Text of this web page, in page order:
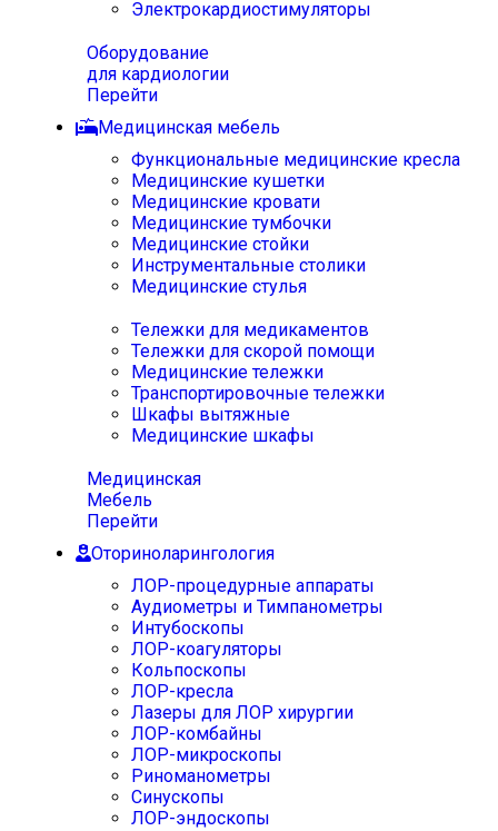
Электрокардиостимуляторы
Оборудование
для кардиологии
Перейти
Медицинская мебель
Функциональные медицинские кресла
Медицинские кушетки
Медицинские кровати
Медицинские тумбочки
Медицинские стойки
Инструментальные столики
Медицинские стулья
Тележки для медикаментов
Тележки для скорой помощи
Медицинские тележки
Транспортировочные тележки
Шкафы вытяжные
Медицинские шкафы
Медицинская
Мебель
Перейти
Оториноларингология
ЛОР-процедурные аппараты
Аудиометры и Тимпанометры
Интубоскопы
ЛОР-коагуляторы
Кольпоскопы
ЛОР-кресла
Лазеры для ЛОР хирургии
ЛОР-комбайны
ЛОР-микроскопы
Риноманометры
Синускопы
ЛОР-эндоскопы